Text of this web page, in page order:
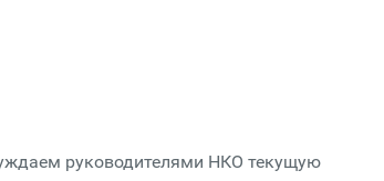
руководителями НКО текущую